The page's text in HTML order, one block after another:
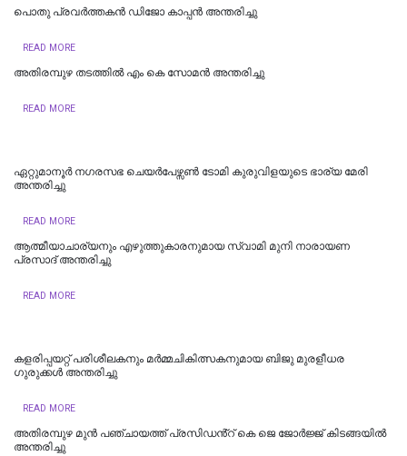
പൊതു പ്രവര്‍ത്തകന്‍ ഡിജോ കാപ്പന്‍ അന്തരിച്ചു
READ MORE
അതിരമ്പുഴ തടത്തിൽ എം കെ സോമൻ അന്തരിച്ചു
READ MORE
ഏറ്റുമാനൂർ നഗരസഭ ചെയർപേഴ്സൺ ടോമി കുരുവിളയുടെ ഭാര്യ മേരി
അന്തരിച്ചു
READ MORE
ആത്മീയാചാര്യനും എഴുത്തുകാരനുമായ സ്വാമി മുനി നാരായണ
പ്രസാദ് അന്തരിച്ചു
READ MORE
കളരിപ്പയറ്റ് പരിശീലകനും മർമ്മചികിത്സകനുമായ ബിജു മുരളീധര
ഗുരുക്കൾ അന്തരിച്ചു
READ MORE
അതിരമ്പുഴ മുൻ പഞ്ചായത്ത് പ്രസിഡൻ്റ് കെ ജെ ജോർജ്ജ് കിടങ്ങയിൽ
അന്തരിച്ചു